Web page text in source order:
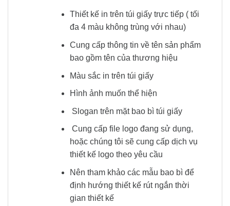
Thiết kế in trên túi giấy trực tiếp ( tối
đa 4 màu không trùng với nhau)
Cung cấp thông tin về tên sản phẩm
bao gồm tên của thương hiệu
Màu sắc in trên túi giấy
Hình ảnh muốn thể hiện
Slogan trên mặt bao bì túi giấy
Cung cấp file logo đang sử dụng,
hoặc chúng tôi sẽ cung cấp dịch vụ
thiết kế logo theo yêu cầu
Nên tham khảo các mẫu bao bì để
định hướng thiết kế rút ngắn thời
gian thiết kế